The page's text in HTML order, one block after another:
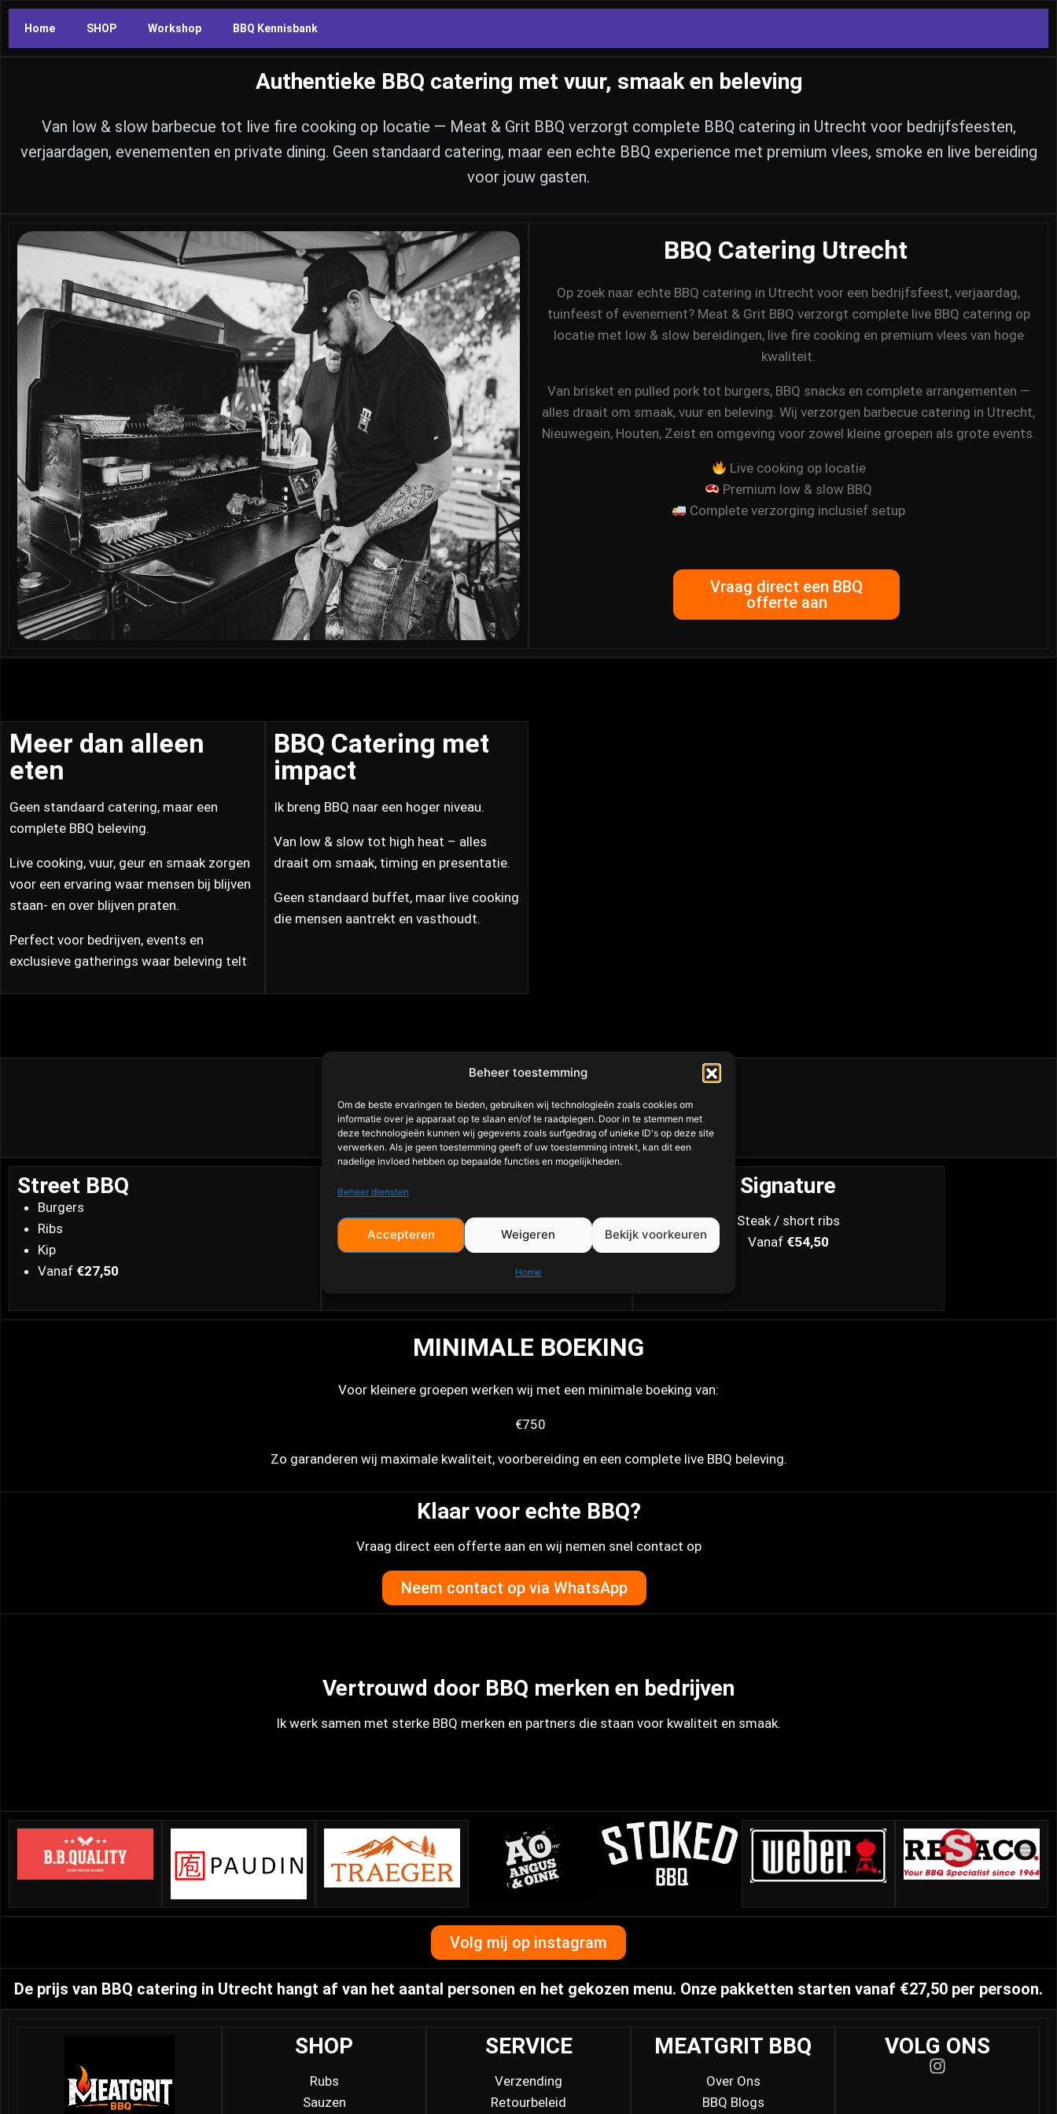
Beheer toestemming
Om de beste ervaringen te bieden, gebruiken wij technologieën zoals cookies om
informatie over je apparaat op te slaan en/of te raadplegen. Door in te stemmen met
deze technologieën kunnen wij gegevens zoals surfgedrag of unieke ID's op deze site
verwerken. Als je geen toestemming geeft of uw toestemming intrekt, kan dit een
nadelige invloed hebben op bepaalde functies en mogelijkheden.
Beheer diensten
Accepteren Weigeren Bekijk voorkeuren
Home
Home SHOP Workshop BBQ Kennisbank
Authentieke BBQ catering met vuur, smaak en beleving
Van low & slow barbecue tot live fire cooking op locatie — Meat & Grit BBQ verzorgt complete BBQ catering in Utrecht voor bedrijfsfeesten,
verjaardagen, evenementen en private dining. Geen standaard catering, maar een echte BBQ experience met premium vlees, smoke en live bereiding
voor jouw gasten.
BBQ Catering Utrecht
Op zoek naar echte BBQ catering in Utrecht voor een bedrijfsfeest, verjaardag,
tuinfeest of evenement? Meat & Grit BBQ verzorgt complete live BBQ catering op
locatie met low & slow bereidingen, live fire cooking en premium vlees van hoge
kwaliteit.
Van brisket en pulled pork tot burgers, BBQ snacks en complete arrangementen —
alles draait om smaak, vuur en beleving. Wij verzorgen barbecue catering in Utrecht,
Nieuwegein, Houten, Zeist en omgeving voor zowel kleine groepen als grote events.
Live cooking op locatie
Premium low & slow BBQ
Complete verzorging inclusief setup
Vraag direct een BBQ
offerte aan
Meer dan alleen
eten
Geen standaard catering, maar een
complete BBQ beleving.
Live cooking, vuur, geur en smaak zorgen
voor een ervaring waar mensen bij blijven
staan- en over blijven praten.
Perfect voor bedrijven, events en
exclusieve gatherings waar beleving telt
BBQ Catering met
impact
Ik breng BBQ naar een hoger niveau.
Van low & slow tot high heat – alles
draait om smaak, timing en presentatie.
Geen standaard buffet, maar live cooking
die mensen aantrekt en vasthoudt.
Van streetfood style BBQ tot exclusieve low & slow menu’s.
Street BBQ
Burgers
Ribs
Kip
Vanaf €27,50
Smoke and Fire
Pulled pork
Vanaf€39,50
Signature
Steak / short ribs
Vanaf €54,50
MINIMALE BOEKING
Voor kleinere groepen werken wij met een minimale boeking van:
€750
Zo garanderen wij maximale kwaliteit, voorbereiding en een complete live BBQ beleving.
Klaar voor echte BBQ?
Vraag direct een offerte aan en wij nemen snel contact op
Neem contact op via WhatsApp
Vertrouwd door BBQ merken en bedrijven
Ik werk samen met sterke BBQ merken en partners die staan voor kwaliteit en smaak.
Volg mij op instagram
De prijs van BBQ catering in Utrecht hangt af van het aantal personen en het gekozen menu. Onze pakketten starten vanaf €27,50 per persoon.
SHOP
Rubs
Sauzen
SERVICE
Verzending
Retourbeleid
MEATGRIT BBQ
Over Ons
BBQ Blogs
VOLG ONS